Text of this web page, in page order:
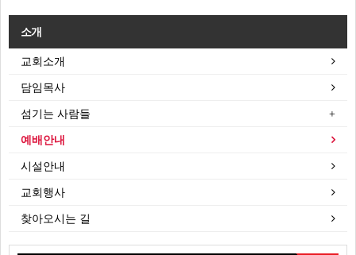
소개
교회소개
담임목사
섬기는 사람들
예배안내
시설안내
교회행사
찾아오시는 길